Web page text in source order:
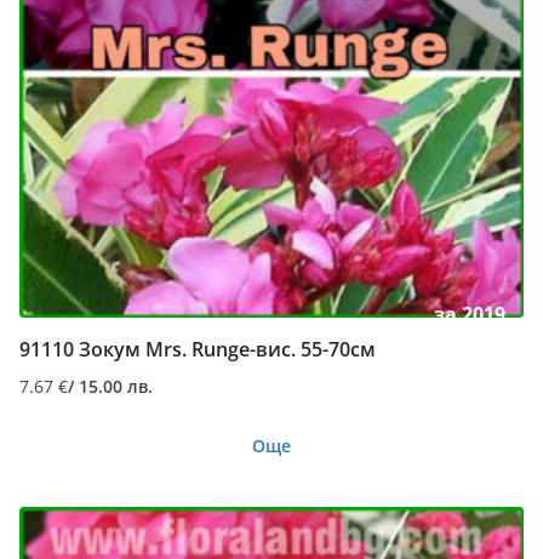
за 2019
91110 Зокум Mrs. Runge-вис. 55-70см
7.67 €/ 15.00 лв.
Още